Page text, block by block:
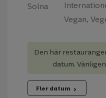
Solna
Vegan,
Den här
datum.
Fler datum chevron_right